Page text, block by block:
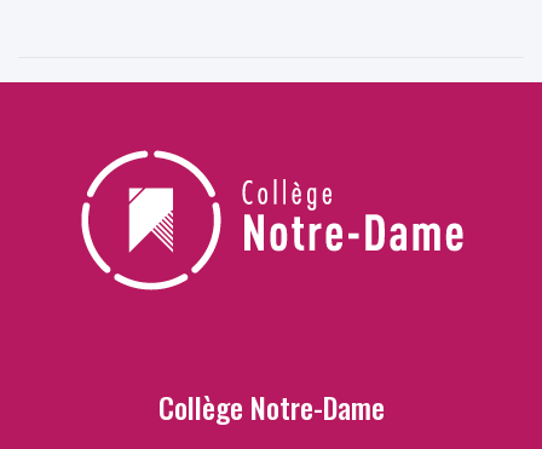
Collège Notre-Dame